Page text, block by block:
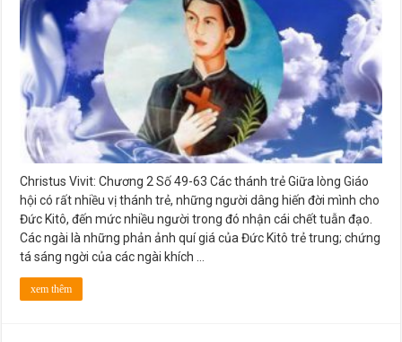
Số
49-
63
Christus Vivit: Chương 2 Số 49-63 Các thánh trẻ Giữa lòng Giáo
hội có rất nhiều vị thánh trẻ, những người dâng hiến đời mình cho
Đức Kitô, đến mức nhiều người trong đó nhận cái chết tuẫn đạo.
Các ngài là những phản ảnh quí giá của Đức Kitô trẻ trung; chứng
tá sáng ngời của các ngài khích …
xem thêm